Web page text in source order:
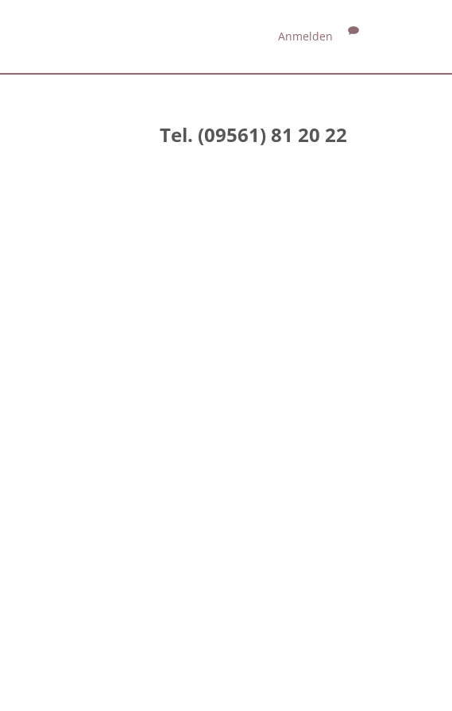
Anmelden
Tel. (09561) 81 20 22